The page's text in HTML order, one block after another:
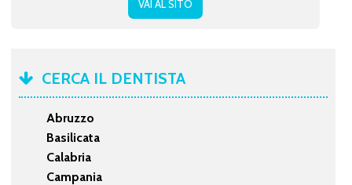
VAI AL SITO
CERCA IL DENTISTA
Abruzzo
Basilicata
Calabria
Campania